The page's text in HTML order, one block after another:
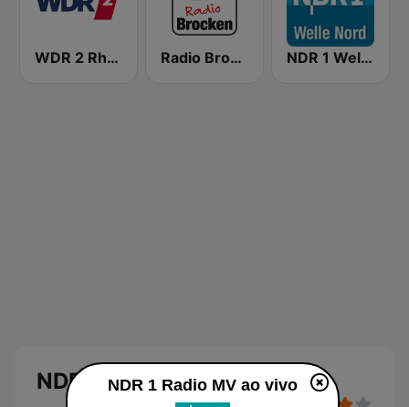
WDR 2 Rhein und Ruhr Radio Brocken NDR 1 Welle Nord Flensburg
NDR 1 Radio MV
NDR 1 Radio MV ao vivo